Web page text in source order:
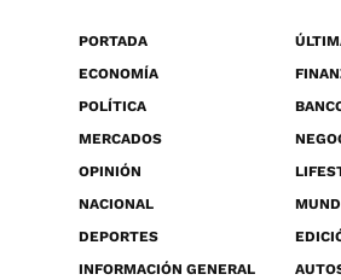
PORTADA
ECONOMÍA
POLÍTICA
MERCADOS
OPINIÓN
NACIONAL
DEPORTES
INFORMACIÓN GENERAL